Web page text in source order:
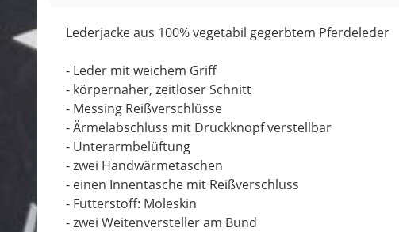
Lederjacke aus 100% vegetabil gegerbtem Pferdeleder
- Leder mit weichem Griff
- körpernaher, zeitloser Schnitt
- Messing Reißverschlüsse
- Ärmelabschluss mit Druckknopf verstellbar
- Unterarmbelüftung
- zwei Handwärmetaschen
- einen Innentasche mit Reißverschluss
- Futterstoff: Moleskin
- zwei Weitenversteller am Bund